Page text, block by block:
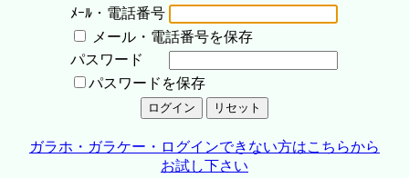
ﾒｰﾙ・電話番号
メール・電話番号を保存
パスワード
パスワードを保存
ガラホ・ガラケー・ログインできない方はこちらから
お試し下さい